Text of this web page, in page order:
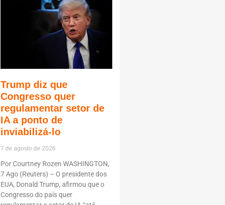
Trump diz que
Congresso quer
regulamentar setor de
IA a ponto de
inviabilizá-lo
7 de agosto de 2026
Por Courtney Rozen WASHINGTON,
7 Ago (Reuters) – O presidente dos
EUA, Donald Trump, afirmou que o
Congresso do país quer